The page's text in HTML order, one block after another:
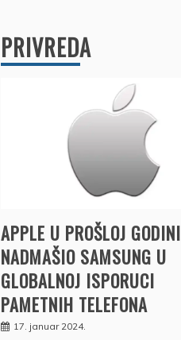
PRIVREDA
APPLE U PROŠLOJ GODINI
NADMAŠIO SAMSUNG U
GLOBALNOJ ISPORUCI
PAMETNIH TELEFONA
17. januar 2024.